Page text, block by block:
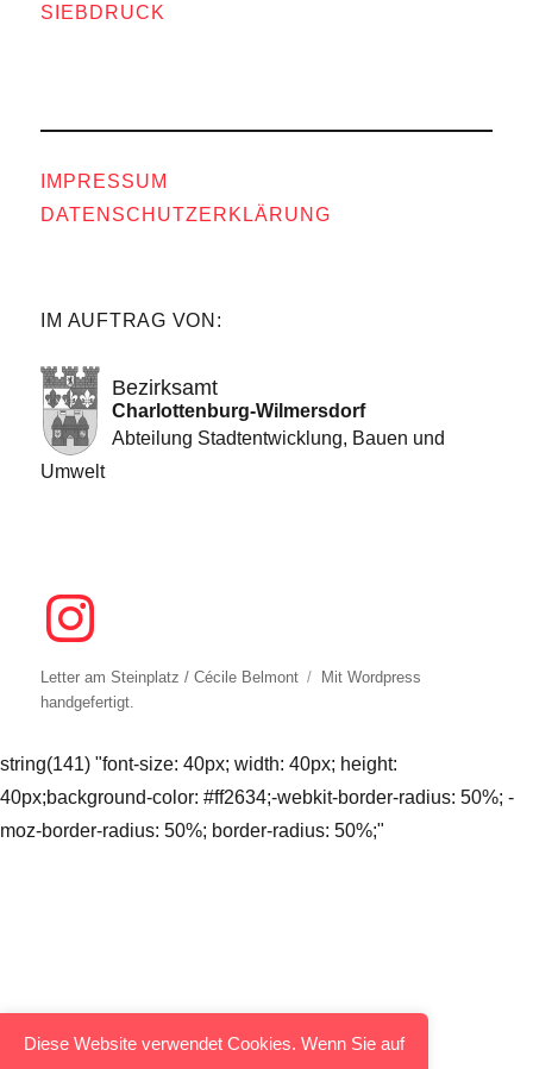
SIEBDRUCK
IMPRESSUM
DATENSCHUTZERKLÄRUNG
IM AUFTRAG VON:
Bezirksamt
Charlottenburg-Wilmersdorf
Abteilung Stadtentwicklung, Bauen und
Umwelt
Letter am Steinplatz / Cécile Belmont MitWordpress
handgefertigt.
Diese Website verwendet Cookies. Wenn Sie auf
string(141) "font-size: 40px; width: 40px; height:
40px;background-color: #ff2634;-webkit-border-radius: 50%; -
moz-border-radius: 50%; border-radius: 50%;"